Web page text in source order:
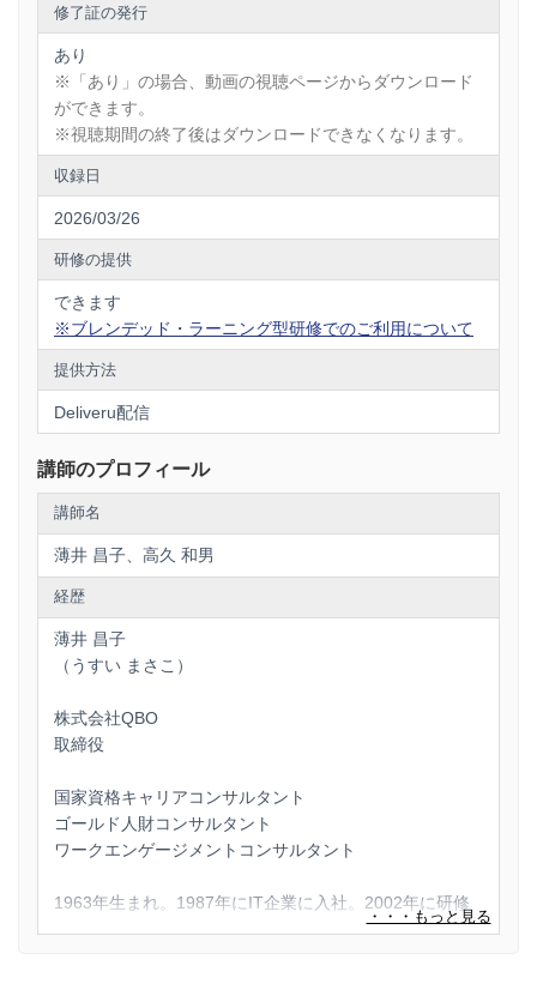
修了証の発行
あり
※「あり」の場合、動画の視聴ページからダウンロード
ができます。
※視聴期間の終了後はダウンロードできなくなります。
収録日
2026/03/26
研修の提供
できます
※ブレンデッド・ラーニング型研修でのご利用について
提供方法
Deliveru配信
講師のプロフィール
講師名
薄井 昌子、高久 和男
経歴
薄井 昌子
（うすい まさこ）
株式会社QBO
取締役
国家資格キャリアコンサルタント
ゴールド人財コンサルタント
ワークエンゲージメントコンサルタント
1963年生まれ。1987年にIT企業に入社。2002年に研修
部門の管理職となり、社内講師、研修グループ長、2016